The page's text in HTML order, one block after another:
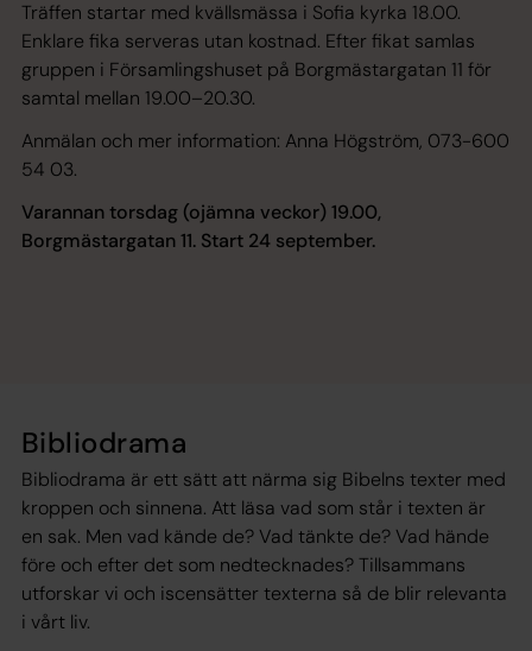
Träffen startar med kvällsmässa i Sofia kyrka 18.00.
Enklare fika serveras utan kostnad. Efter fikat samlas
gruppen i Församlingshuset på Borgmästargatan 11 för
samtal mellan 19.00–20.30.
Anmälan och mer information: Anna Högström, 073-600
54 03.
Varannan torsdag (ojämna veckor) 19.00,
Borgmästargatan 11. Start 24 september.
Bibliodrama
Bibliodrama är ett sätt att närma sig Bibelns texter med
kroppen och sinnena. Att läsa vad som står i texten är
en sak. Men vad kände de? Vad tänkte de? Vad hände
före och efter det som nedtecknades? Tillsammans
utforskar vi och iscensätter texterna så de blir relevanta
i vårt liv.